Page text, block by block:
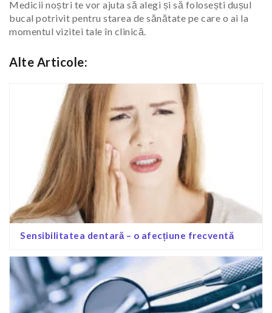
Medicii noștri te vor ajuta să alegi și să folosești dușul
bucal potrivit pentru starea de sănătate pe care o ai la
momentul vizitei tale în clinică.
Alte Articole:
Sensibilitatea dentară – o afecțiune frecventă